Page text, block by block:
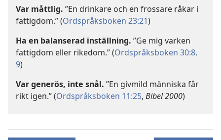
Var måttlig. ”En drinkare och en frossare råkar i
fattigdom.” (Ordspråksboken 23:21)
Ha en balanserad inställning. ”Ge mig varken
fattigdom eller rikedom.” (Ordspråksboken 30:8,
9)
Var generös, inte snål. ”En givmild människa får
rikt igen.” (Ordspråksboken 11:25, Bibel 2000)